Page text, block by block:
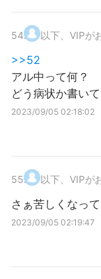
54. 以下、VIPが
>>52
アル中って何？
どう病状か書いて
2023/09/05 02:18:02
55. 以下、VIPが
さぁ苦しくなっ
2023/09/05 02:19:47